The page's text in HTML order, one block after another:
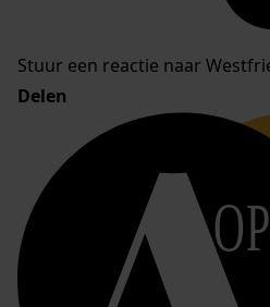
Stuur een reactie naar
Delen